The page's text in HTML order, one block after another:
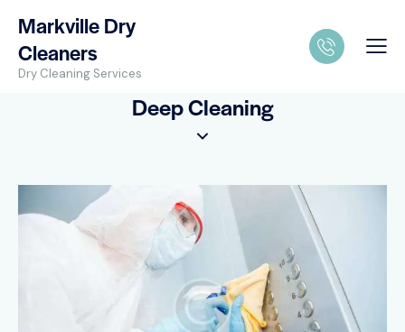
Markville Dry
Cleaners
Dry Cleaning Services
Deep Cleaning